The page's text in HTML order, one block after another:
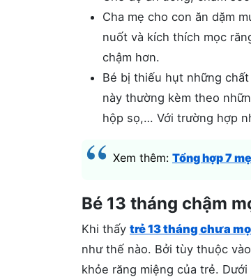
Cha mẹ cho con ăn dặm
nuốt và kích thích mọc
chậm hơn.
Bé bị thiếu hụt những
này thường kèm theo
hộp sọ,… Với trường hợp
Xem thêm: Tổng hợp 7
Bé 13 tháng chậm
Khi thấy trẻ 13 tháng chưa
như thế nào. Bởi tùy thuộc
khỏe răng miệng của trẻ.